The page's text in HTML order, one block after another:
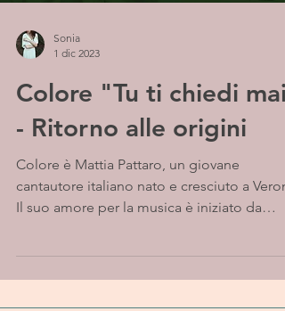
Sonia
1 dic 2023
Colore "Tu ti chiedi mai"
- Ritorno alle origini
Colore è Mattia Pattaro, un giovane
cantautore italiano nato e cresciuto a
Il suo amore per la musica è iniziato da